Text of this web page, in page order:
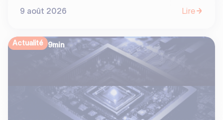
développement d'un logiciel, signe-t-elle pour
géants comme Microsoft, décryptage d'une illusion
9 août 2026 Lire
Actualité 9min